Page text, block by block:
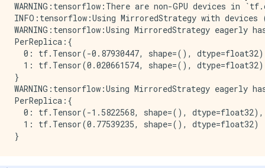
WARNING:tensorflow:There are non-GPU devices
INFO:tensorflow:Using MirroredStrategy with
WARNING:tensorflow:Using MirroredStrategy
PerReplica:{
0: tf.Tensor(-0.87930447, shape=(),
  1: tf.Tensor(0.020661574, shape=(), dtype=float32)
}
WARNING:tensorflow:Using MirroredStrategy
PerReplica:{
  0: tf.Tensor(-1.5822568, shape=(), dtype=float32),
  1: tf.Tensor(0.77539235, shape=(), dtype=float32)